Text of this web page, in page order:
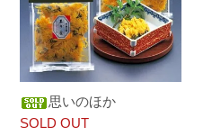
思いのほか
SOLD OUT